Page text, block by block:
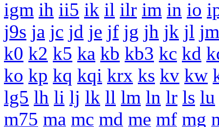
igm ih ii5 ik il ilr im in io
j9s ja jc jd je jf jg jh jk jl jm
k0 k2 k5 ka kb kb3 kc kd
ko kp kq kqi krx ks kv kw
lg5 lh li lj lk ll lm ln lr ls lu
m75 ma mc md me mf mg